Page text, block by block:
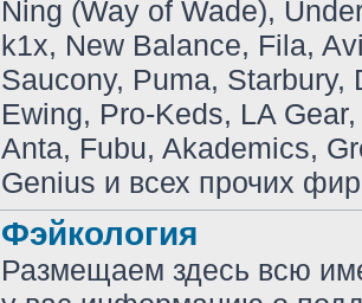
Ning (Way of Wade),
k1x, New Balance, Fila,
Saucony, Puma, Starbury,
Ewing, Pro-Keds, LA
Anta, Fubu, Akademics,
Genius и всех прочих
Фэйкология
Размещаем здесь всю